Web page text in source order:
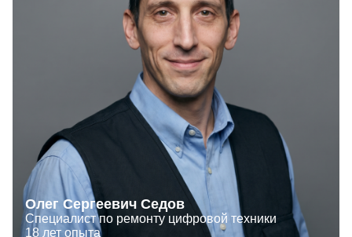
Олег Сергеевич Седов
Специалист по ремонту цифровой техники
18 лет опыта